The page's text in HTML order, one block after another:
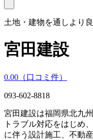
土地・建物を通しより
宮田建設
0.00 （口コミ 件）
093-602-8818
宮田建設は福岡県北九
トラブル対応をはじめ
に伴う設計施工、不動